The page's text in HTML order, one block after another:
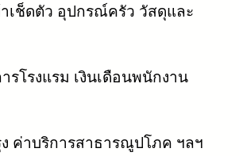
เช็ดตัว อุปกรณ์ครัว วัสดุและ
โรงแรม เงินเดือนพนักงาน
ค่าบริการสาธารณูปโภค ฯลฯ